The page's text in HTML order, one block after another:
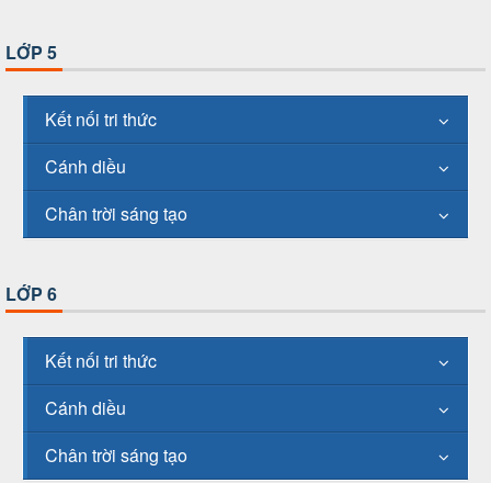
LỚP 5
Kết nối tri thức
Cánh diều
Chân trời sáng tạo
LỚP 6
Kết nối tri thức
Cánh diều
Chân trời sáng tạo